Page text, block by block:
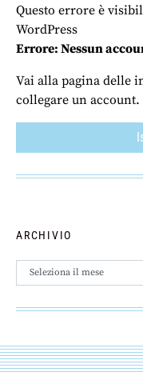
Questo errore è
WordPress
Errore: Nessun
Vai alla pagina delle
collegare un account.
ARCHIVIO
Archivio